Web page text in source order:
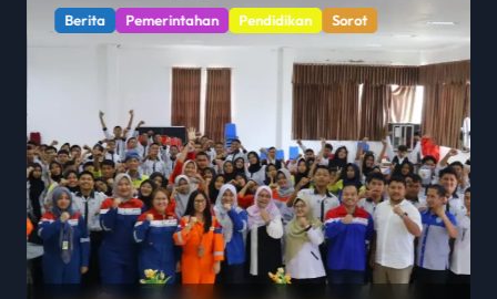
Berita Pemerintahan Pendidikan Sorot